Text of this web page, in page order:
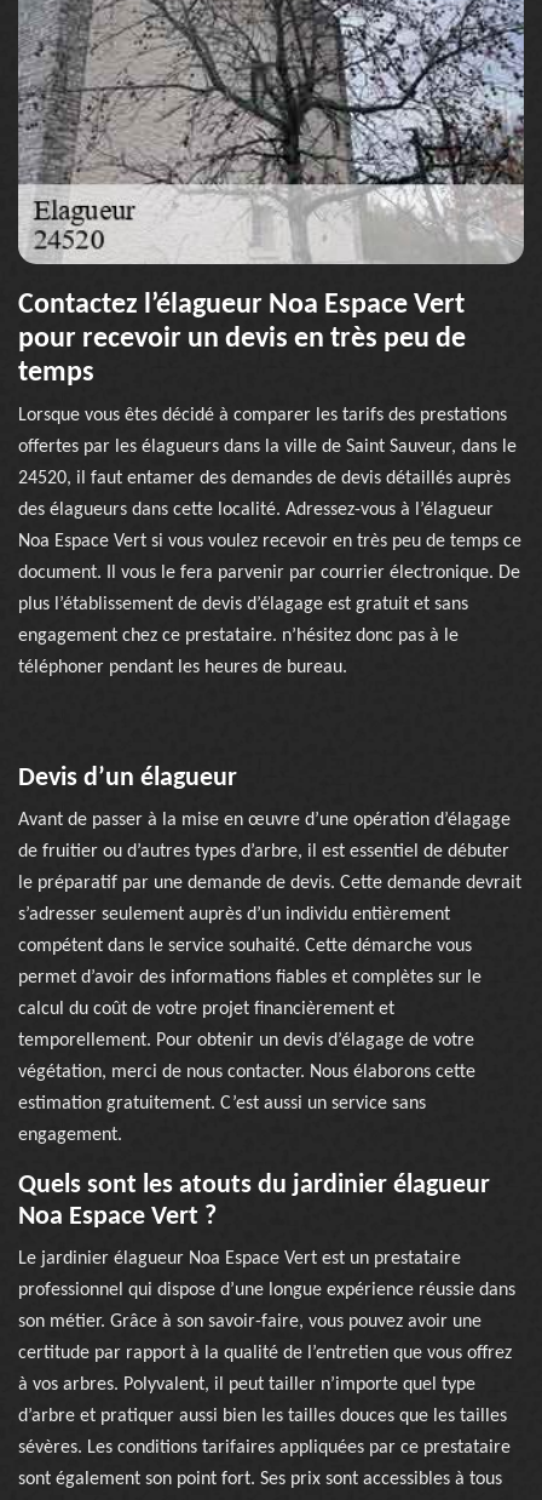
Contactez l’élagueur Noa Espace Vert
pour recevoir un devis en très peu de
temps
Lorsque vous êtes décidé à comparer les tarifs des prestations
offertes par les élagueurs dans la ville de Saint Sauveur, dans le
24520, il faut entamer des demandes de devis détaillés auprès
des élagueurs dans cette localité. Adressez-vous à l’élagueur
Noa Espace Vert si vous voulez recevoir en très peu de temps ce
document. Il vous le fera parvenir par courrier électronique. De
plus l’établissement de devis d’élagage est gratuit et sans
engagement chez ce prestataire. n’hésitez donc pas à le
téléphoner pendant les heures de bureau.
Devis d’un élagueur
Avant de passer à la mise en œuvre d’une opération d’élagage
de fruitier ou d’autres types d’arbre, il est essentiel de débuter
le préparatif par une demande de devis. Cette demande devrait
s’adresser seulement auprès d’un individu entièrement
compétent dans le service souhaité. Cette démarche vous
permet d’avoir des informations fiables et complètes sur le
calcul du coût de votre projet financièrement et
temporellement. Pour obtenir un devis d’élagage de votre
végétation, merci de nous contacter. Nous élaborons cette
estimation gratuitement. C’est aussi un service sans
engagement.
Quels sont les atouts du jardinier élagueur
Noa Espace Vert ?
Le jardinier élagueur Noa Espace Vert est un prestataire
professionnel qui dispose d’une longue expérience réussie dans
son métier. Grâce à son savoir-faire, vous pouvez avoir une
certitude par rapport à la qualité de l’entretien que vous offrez
à vos arbres. Polyvalent, il peut tailler n’importe quel type
d’arbre et pratiquer aussi bien les tailles douces que les tailles
sévères. Les conditions tarifaires appliquées par ce prestataire
sont également son point fort. Ses prix sont accessibles à tous